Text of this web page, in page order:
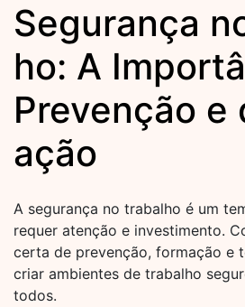
Segurança
ho: A
Prevenção e
ação
A segurança no trabalho é um
requer atenção e investimento.
certa de prevenção, formação e
criar ambientes de trabalho
todos.